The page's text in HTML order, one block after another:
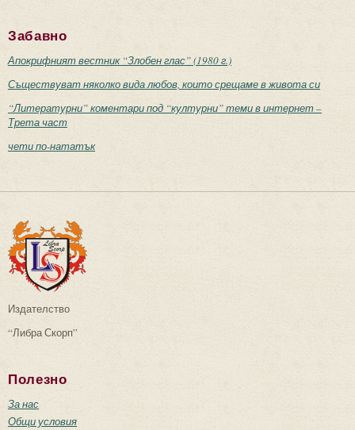
Забавно
Апокрифният вестник “Злобен глас” (1980 г.)
Съществуват няколко вида любов, които срещаме в живота си
“Литературни” коментари под “културни” теми в интернет –
Трета част
чети по-нататък
Издателство
“Либра Скорп”
Полезно
За нас
Общи условия